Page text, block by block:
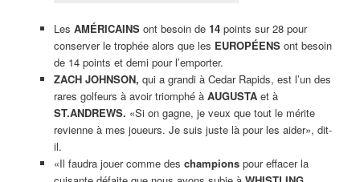
Les AMÉRICAINSont besoin de 14points sur 28 pour
conserver le trophée alors que les EUROPÉENSont besoin
de 14 points et demi pour l’emporter.
ZACH JOHNSON, qui a grandi à Cedar Rapids, est l’un des
rares golfeurs à avoir triomphé à AUGUSTAet à
ST.ANDREWS. «Si on gagne, je veux que tout le mérite
revienne à mes joueurs. Je suis juste là pour les aider», dit-
il.
«Il faudra jouer comme des championspour effacer la